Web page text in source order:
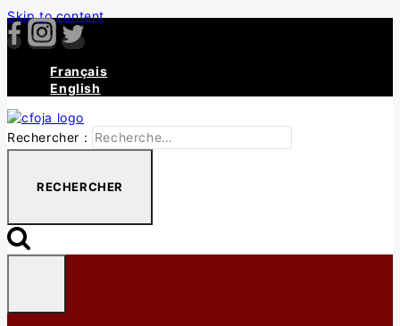
Skip to content
Français
English
Rechercher :